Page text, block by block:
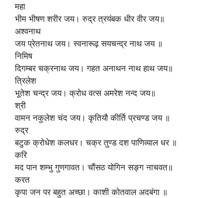
महा
भीम भीषण शरीर जय। रुद्र त्रयंबक धीर वीर जय॥
अश्वनाथ
जय प्रेतनाथ जय। स्वनारूढ़ सयचन्द्र नाथ जय ॥
निमिष
दिगम्बर चक्रनाथ जय। गहत अनाथन नाथ हाथ जय॥
त्रिलेश
भूतेश चन्द्र जय। क्रोध वत्स अमरेश नन्द जय॥
श्री
वामन नकुलेश चंद जय। कृतियौ कीर्ति प्रचण्ड जय ॥
रुद्र
बटुक क्रोधेश कलधर। चक्र तुण्ड दश पाणिव्याल धर ॥
करि
मद पान शम्भु गुणगावत। चौंसठ योगिन सङ्ग नाचवत॥
करत
कृपा जन पर बहुत अच्छा। काशी कोतवाल अदबंगा ॥